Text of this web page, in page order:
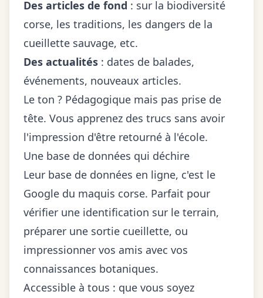
Des articles de fond : sur la biodiversité
corse, les traditions, les dangers de la
cueillette sauvage, etc.
Des actualités : dates de balades,
événements, nouveaux articles.
Le ton ? Pédagogique mais pas prise de
tête. Vous apprenez des trucs sans avoir
l'impression d'être retourné à l'école.
Une base de données qui déchire
Leur base de données en ligne, c'est le
Google du maquis corse. Parfait pour
vérifier une identification sur le terrain,
préparer une sortie cueillette, ou
impressionner vos amis avec vos
connaissances botaniques.
Accessible à tous : que vous soyez